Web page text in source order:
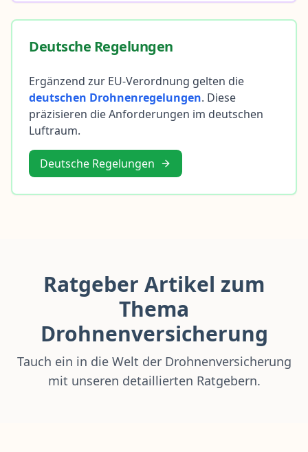
Deutsche Regelungen
Ergänzend zur EU-Verordnung gelten die
deutschen Drohnenregelungen. Diese
präzisieren die Anforderungen im deutschen
Luftraum.
Deutsche Regelungen
Ratgeber Artikel zum
Thema
Drohnenversicherung
Tauch ein in die Welt der Drohnenversicherung
mit unseren detaillierten Ratgebern.